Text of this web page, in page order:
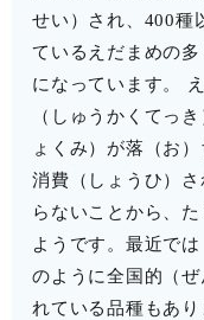
せい）され、400種
ているえだまめの
になっています。
（しゅうかくてっ
ょくみ）が落（お
消費（しょうひ）さ
らないことから、
ようです。最近で
のように全国的（
れている品種もあり